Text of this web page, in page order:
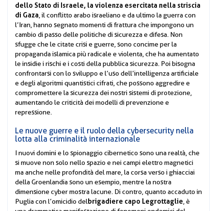
dello Stato di Israele, la violenza esercitata nella striscia
di Gaza , il conflitto arabo israeliano e da ultimo la guerra con
l’Iran, hanno segnato momenti di frattura che impongono un
cambio di passo delle politiche di sicurezza e difesa. Non
sfugge che le citate crisi e guerre, sono concime per la
propaganda islamica più radicale e violenta, che ha aumentato
le insidie i rischi e i costi della pubblica sicurezza. Poi bisogna
confrontarsi con lo sviluppo e l’uso dell’intelligenza artificiale
e degli algoritmi quantistici cifrati, che possono aggredire e
compromettere la sicurezza dei nostri sistemi di protezione,
aumentando le criticità dei modelli di prevenzione e
repressione.
Le nuove guerre e il ruolo della cybersecurity nella
lotta alla criminalità internazionale
I nuovi domini e lo spionaggio cibernetico sono una realtà, che
si muove non solo nello spazio e nei campi elettro magnetici
ma anche nelle profondità del mare, la corsa verso i ghiacciai
della Groenlandia sono un esempio, mentre la nostra
dimensione cyber mostra lacune. Di contro, quanto accaduto in
Puglia con l’omicidio delbrigadiere capo Legrottaglie , è